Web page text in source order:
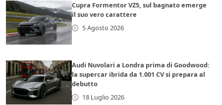
Cupra Formentor VZ5, sul bagnato emerge
il suo vero carattere
5 Agosto 2026
Audi Nuvolari a Londra prima di Goodwood:
la supercar ibrida da 1.001 CV si prepara al
debutto
18 Luglio 2026